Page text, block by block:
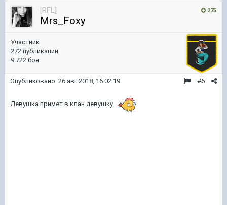
275
[RFL]
Mrs_Foxy
Участник
272 публикации
9 722 боя
#6
Опубликовано: 26 авг 2018, 16:02:19
Девушка примет в клан девушку.